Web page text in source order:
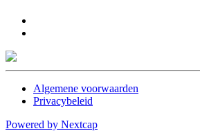
Algemene voorwaarden
Privacybeleid
Powered by Nextcap